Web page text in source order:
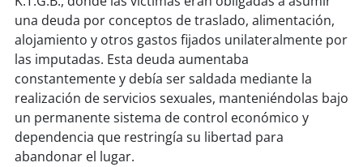
una deuda por conceptos de traslado, alimentación,
alojamiento y otros gastos fijados unilateralmente por
las imputadas. Esta deuda aumentaba
constantemente y debía ser saldada mediante la
realización de servicios sexuales, manteniéndolas bajo
un permanente sistema de control económico y
dependencia que restringía su libertad para
abandonar el lugar.